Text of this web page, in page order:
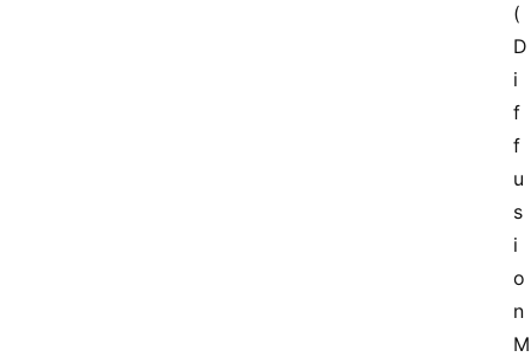
(
D
i
f
f
u
s
i
o
n
M